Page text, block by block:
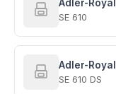
Adler-Royal
SE 610
Adler-Royal
SE 610 DS